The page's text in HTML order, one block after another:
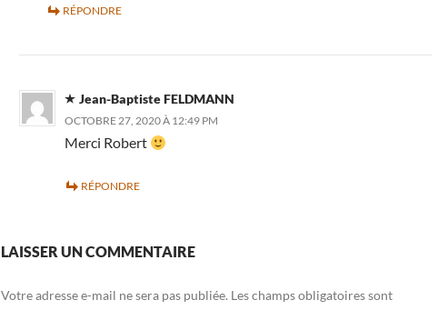
RÉPONDRE
Jean-Baptiste FELDMANN
OCTOBRE 27, 2020 À 12:49 PM
Merci Robert
RÉPONDRE
LAISSER UN COMMENTAIRE
Votre adresse e-mail ne sera pas publiée. Les champs obligatoires sont